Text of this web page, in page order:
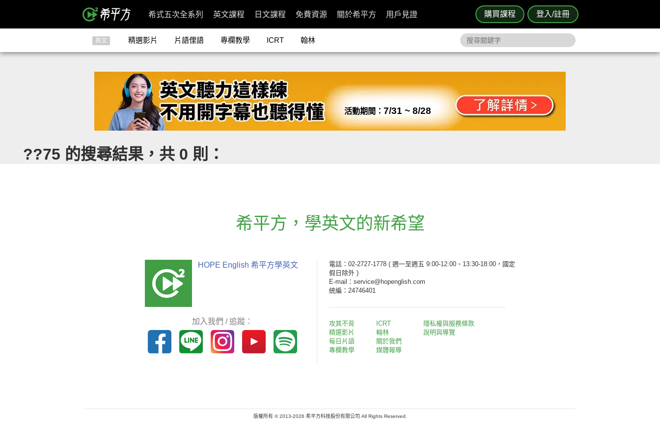
購買課程 登入/註冊
希式五次全系列 英文課程 日文課程 免費資源 關於希平方 用戶見證
英文 精選影片 片語俚語 專欄教學 ICRT 翰林
活動期間： 7/31 ~ 8/28
??75 的搜尋結果，共 0 則：
希平方 ， 學英文的新希望
HOPE English 希平方學英文
加入我們 / 追蹤：
電話：02-2727-1778 ( 週一至週五 9:00-12:00、13:30-18:00，國定
假日除外 )
E-mail：service@hopenglish.com
統編：24746401
攻其不背
精選影片
每日片語
專欄教學
ICRT
翰林
關於我們
媒體報導
隱私權與服務條款
說明與導覽
版權所有 © 2013-2026 希平方科技股份有限公司 All Rights Reserved.